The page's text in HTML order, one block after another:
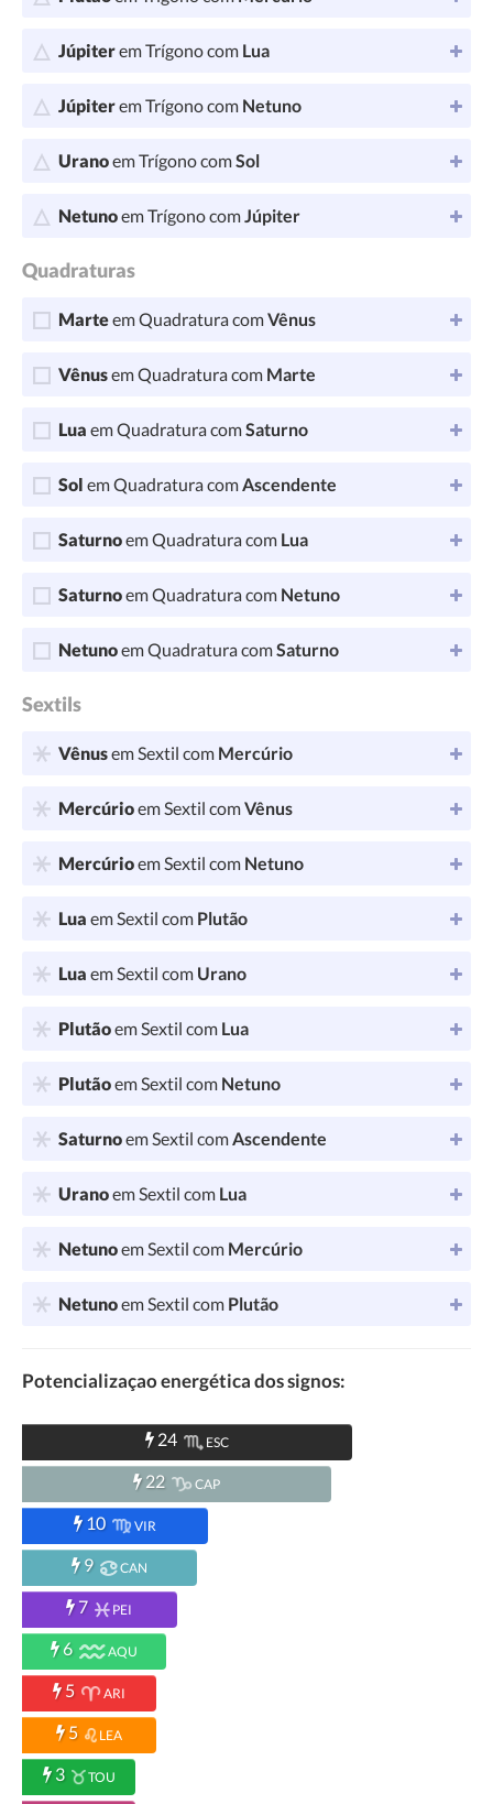
Júpiterem Trígono com Lua
Júpiterem Trígono com Netuno
Uranoem Trígono comSol
Netunoem Trígono comJúpiter
Quadraturas
Marteem Quadratura comVênus
Vênusem Quadratura com Marte
Lua em Quadratura comSaturno
Sol em Quadratura comAscendente
Saturnoem Quadratura com Lua
Saturnoem Quadratura com Netuno
Netunoem Quadratura comSaturno
Sextils
Vênusem Sextil com Mercúrio
Mercúrioem Sextil comVênus
Mercúrioem Sextil com Netuno
Lua em Sextil com Plutão
Lua em Sextil com Urano
Plutãoem Sextil com Lua
Plutãoem Sextil com Netuno
Saturnoem Sextil comAscendente
Uranoem Sextil com Lua
Netunoem Sextil com Mercúrio
Netunoem Sextil com Plutão
Potencializaçao energética dos signos:
24 ESC
22 CAP
10 VIR
9 CAN
7 PEI
6 AQU
5 ARI
5 LEA
3 TOU